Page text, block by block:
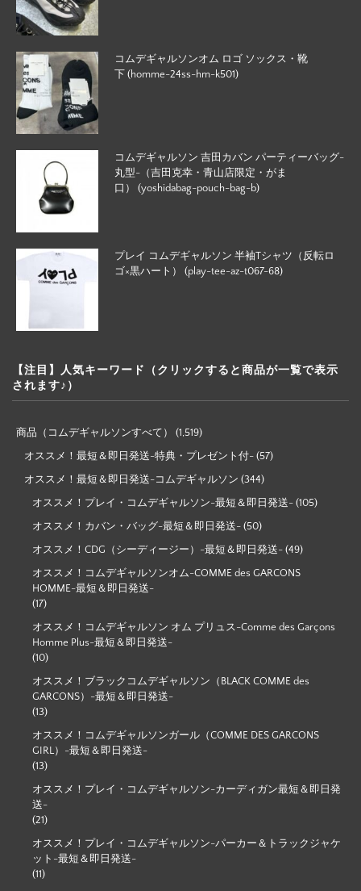
コムデギャルソンオム ロゴ ソックス・靴
下 (homme-24ss-hm-k501)
コムデギャルソン 吉田カバン パーティーバッグ-
丸型-（吉田克幸・青山店限定・がま
口） (yoshidabag-pouch-bag-b)
プレイ コムデギャルソン 半袖Tシャツ（反転ロ
ゴ×黒ハート） (play-tee-az-t067-68)
【注目】人気キーワード（クリックすると商品が一覧で表示
されます♪）
商品（コムデギャルソンすべて） (1,519)
オススメ！最短＆即日発送-特典・プレゼント付- (57)
オススメ！最短＆即日発送-コムデギャルソン (344)
オススメ！プレイ・コムデギャルソン-最短＆即日発送- (105)
オススメ！カバン・バッグ-最短＆即日発送- (50)
オススメ！CDG（シーディージー）-最短＆即日発送- (49)
オススメ！コムデギャルソンオム-COMME des GARCONS
HOMME-最短＆即日発送-
(17)
オススメ！コムデギャルソン オム プリュス-Comme des Garçons
Homme Plus-最短＆即日発送-
(10)
オススメ！ブラックコムデギャルソン（BLACK COMME des
GARCONS）-最短＆即日発送-
(13)
オススメ！コムデギャルソンガール（COMME DES GARCONS
GIRL）-最短＆即日発送-
(13)
オススメ！プレイ・コムデギャルソン-カーディガン最短＆即日発
送-
(21)
オススメ！プレイ・コムデギャルソン-パーカー＆トラックジャケ
ット-最短＆即日発送-
(11)